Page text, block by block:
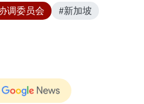
调委员会
#新加坡